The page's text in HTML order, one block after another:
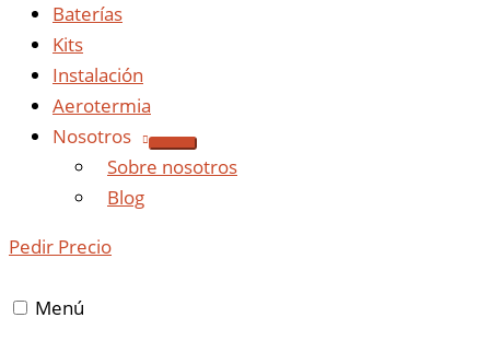
Baterías
Kits
Instalación
Aerotermia
Nosotros
Sobre nosotros
Blog
Pedir Precio
Menú